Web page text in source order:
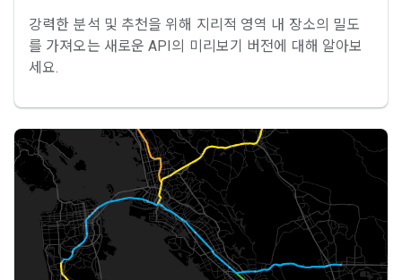
강력한 분석 및 추천을 위해 지리적 영역 내 장소의 밀도
를 가져오는 새로운 API의 미리보기 버전에 대해 알아보
세요.